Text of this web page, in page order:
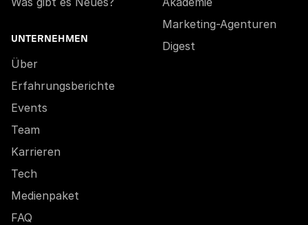
UNTERNEHMEN
Über
Erfahrungsberichte
Events
Team
Karrieren
Tech
Medienpaket
FAQ
Marketing-Agenturen
Digest